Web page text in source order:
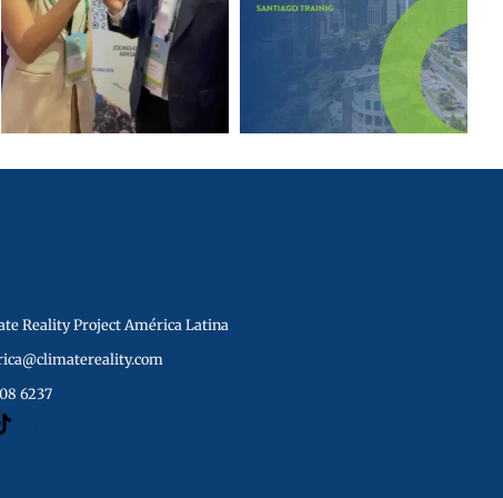
Reality Project América Latina
6237